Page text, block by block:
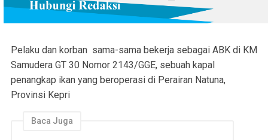
Pelaku dan korban sama-sama bekerja sebagai ABK di KM
Samudera GT 30 Nomor 2143/GGE, sebuah kapal
penangkap ikan yang beroperasi di Perairan Natuna,
Provinsi Kepri
Baca Juga